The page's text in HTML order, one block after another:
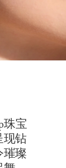
珠宝
现钻
璀璨